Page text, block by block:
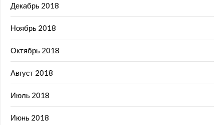
Декабрь 2018
Ноябрь 2018
Октябрь 2018
Август 2018
Июль 2018
Июнь 2018